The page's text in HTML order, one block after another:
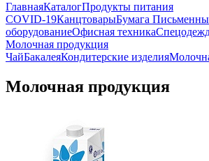
ГлавнаяКаталогПродукты питания
COVID-19КанцтоварыБумага
оборудованиеОфисная техника
Молочная продукция
ЧайБакалеяКондитерские изделия
Молочная продукция